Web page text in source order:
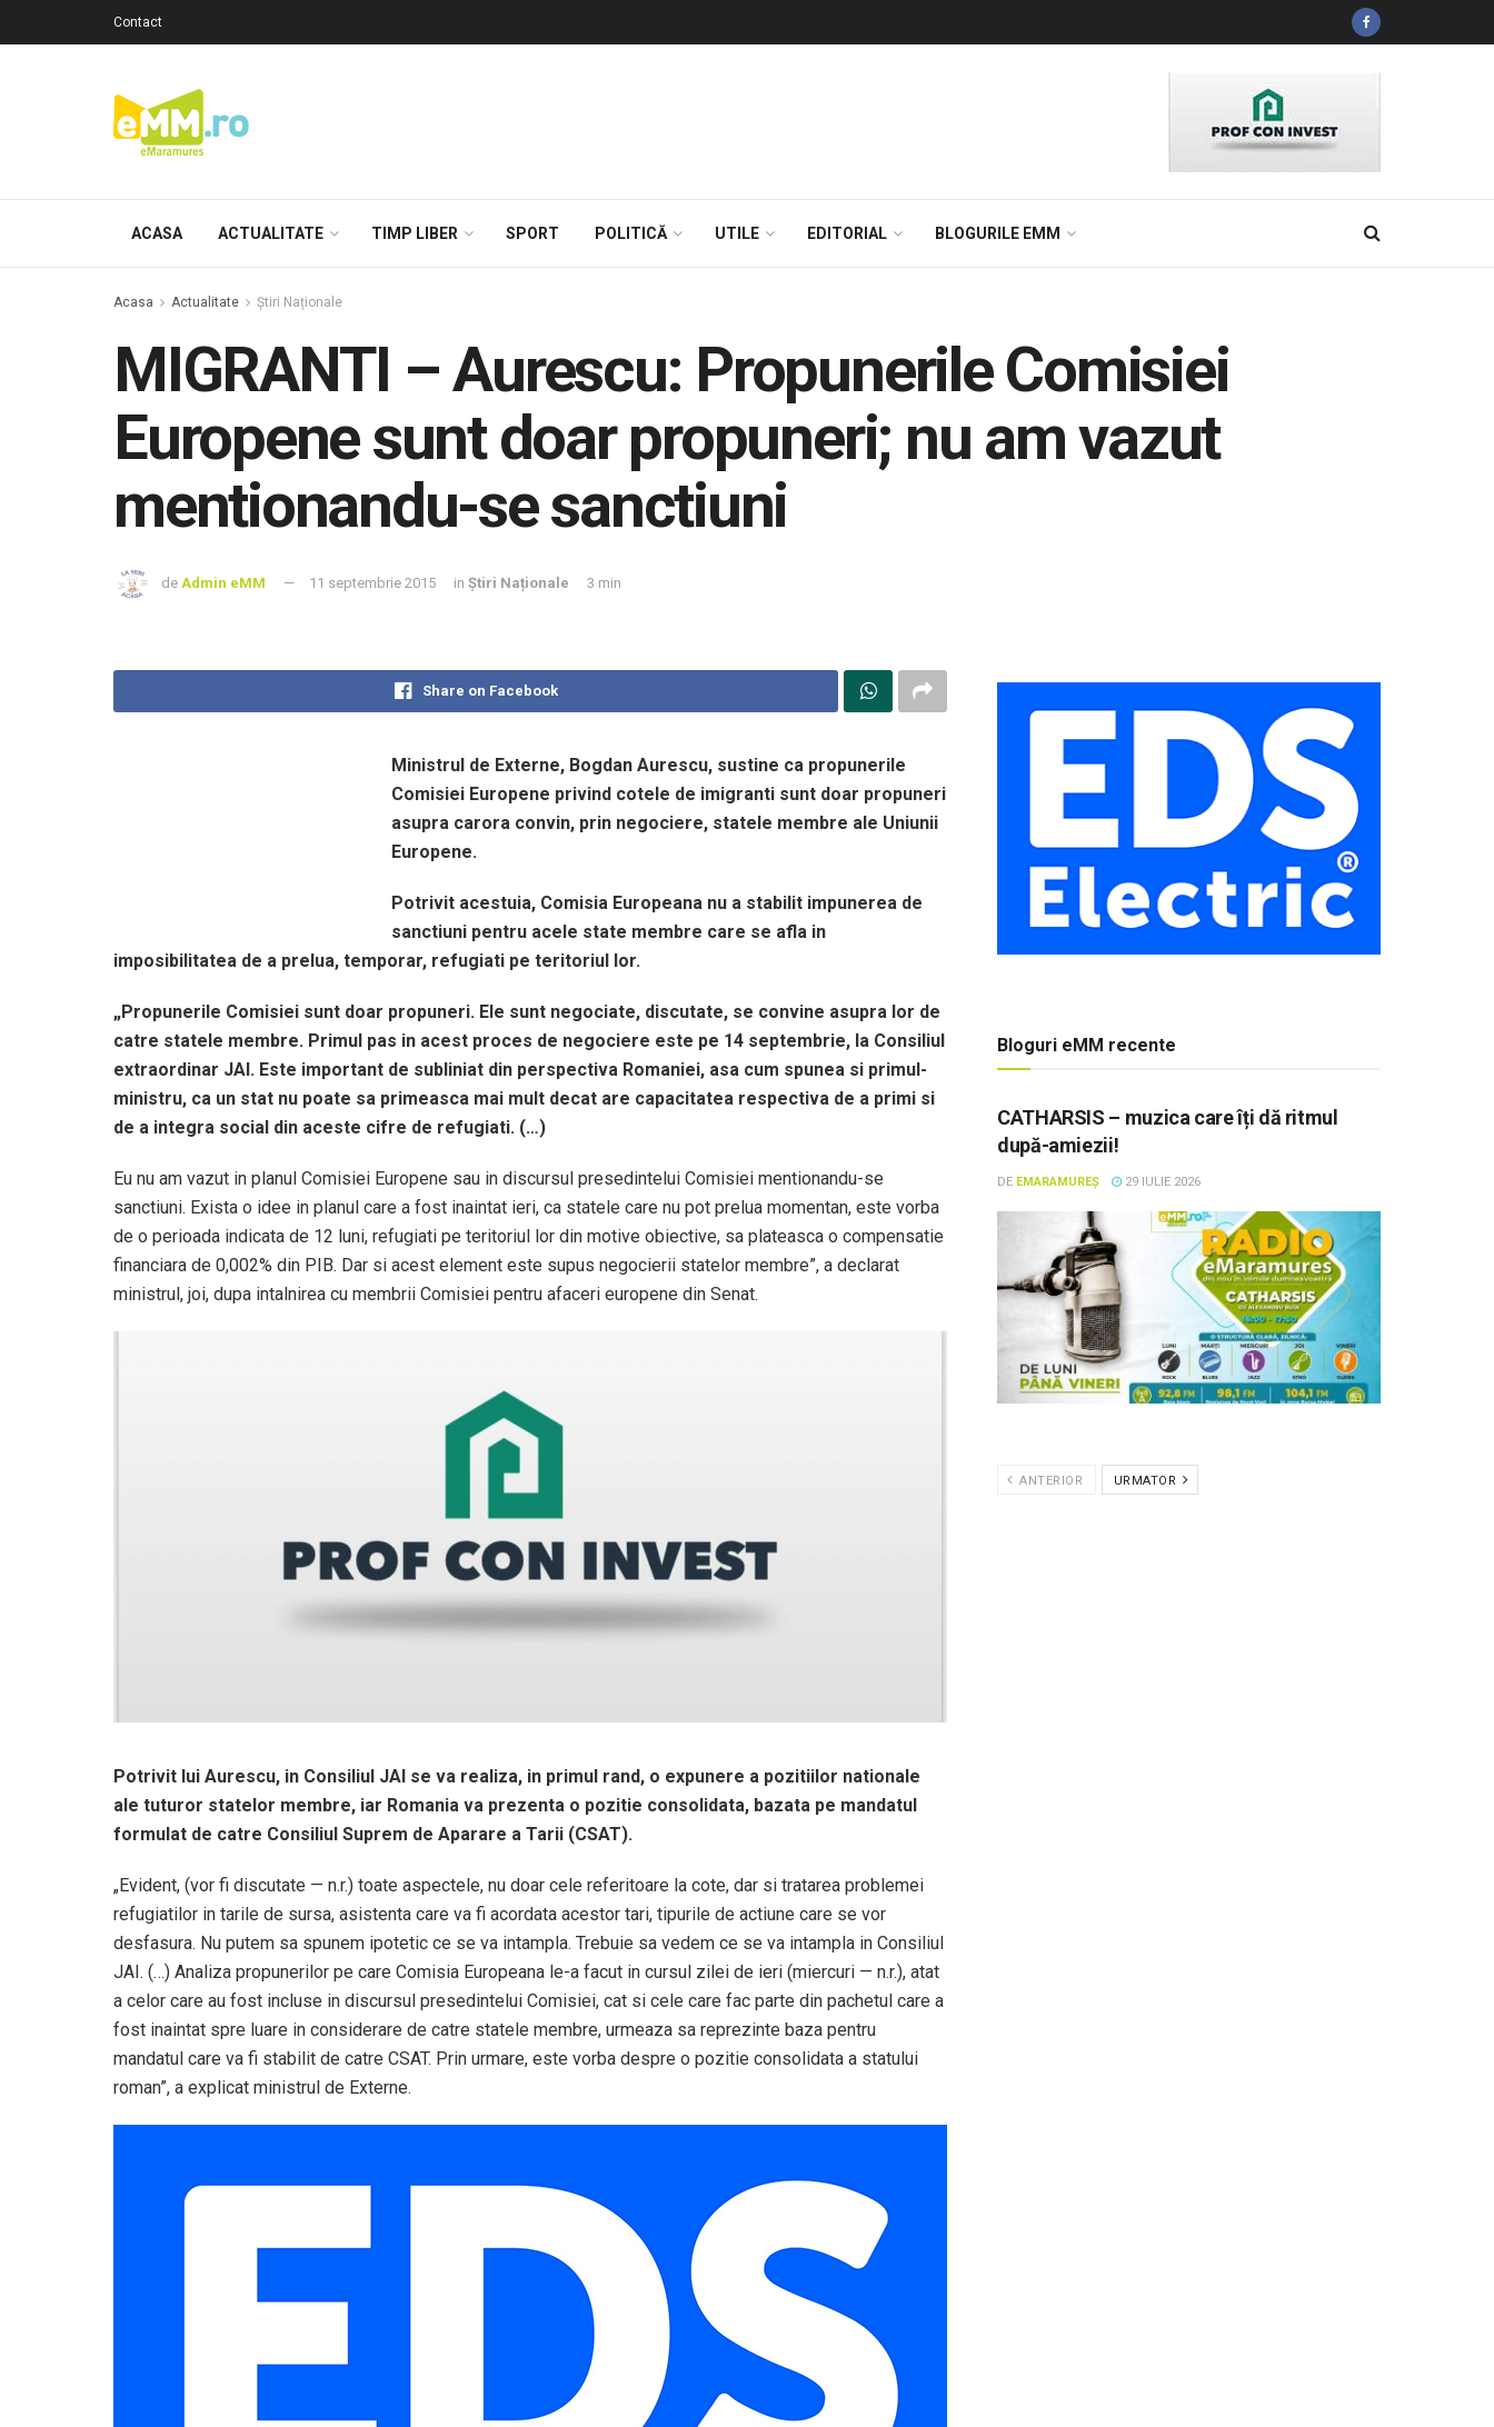
Contact
ACASA ACTUALITATE TIMP LIBER SPORT POLITICĂ UTILE EDITORIAL BLOGURILE EMM
Acasa Actualitate Știri Naționale
MIGRANTI – Aurescu: Propunerile Comisiei
Europene sunt doar propuneri; nu am vazut
mentionandu-se sanctiuni
de Admin eMM 11 septembrie 2015 in Știri Naționale 3 min
Share on Facebook
Ministrul de Externe, Bogdan Aurescu, sustine ca propunerile
Comisiei Europene privind cotele de imigranti sunt doar propuneri
asupra carora convin, prin negociere, statele membre ale Uniunii
Europene.
Potrivit acestuia, Comisia Europeana nu a stabilit impunerea de
sanctiuni pentru acele state membre care se afla in
imposibilitatea de a prelua, temporar, refugiati pe teritoriul lor.
„Propunerile Comisiei sunt doar propuneri. Ele sunt negociate, discutate, se convine asupra lor de
catre statele membre. Primul pas in acest proces de negociere este pe 14 septembrie, la Consiliul
extraordinar JAI. Este important de subliniat din perspectiva Romaniei, asa cum spunea si primul-
ministru, ca un stat nu poate sa primeasca mai mult decat are capacitatea respectiva de a primi si
de a integra social din aceste cifre de refugiati. (…)
Eu nu am vazut in planul Comisiei Europene sau in discursul presedintelui Comisiei mentionandu-se
sanctiuni. Exista o idee in planul care a fost inaintat ieri, ca statele care nu pot prelua momentan, este vorba
de o perioada indicata de 12 luni, refugiati pe teritoriul lor din motive obiective, sa plateasca o compensatie
financiara de 0,002% din PIB. Dar si acest element este supus negocierii statelor membre”, a declarat
ministrul, joi, dupa intalnirea cu membrii Comisiei pentru afaceri europene din Senat.
Potrivit lui Aurescu, in Consiliul JAI se va realiza, in primul rand, o expunere a pozitiilor nationale
ale tuturor statelor membre, iar Romania va prezenta o pozitie consolidata, bazata pe mandatul
formulat de catre Consiliul Suprem de Aparare a Tarii (CSAT).
„Evident, (vor fi discutate — n.r.) toate aspectele, nu doar cele referitoare la cote, dar si tratarea problemei
refugiatilor in tarile de sursa, asistenta care va fi acordata acestor tari, tipurile de actiune care se vor
desfasura. Nu putem sa spunem ipotetic ce se va intampla. Trebuie sa vedem ce se va intampla in Consiliul
JAI. (…) Analiza propunerilor pe care Comisia Europeana le-a facut in cursul zilei de ieri (miercuri — n.r.), atat
a celor care au fost incluse in discursul presedintelui Comisiei, cat si cele care fac parte din pachetul care a
fost inaintat spre luare in considerare de catre statele membre, urmeaza sa reprezinte baza pentru
mandatul care va fi stabilit de catre CSAT. Prin urmare, este vorba despre o pozitie consolidata a statului
roman”, a explicat ministrul de Externe.
Bloguri eMM recente
CATHARSIS – muzica care îți dă ritmul
după-amiezii!
DE EMARAMUREȘ 29 IULIE 2026
ANTERIOR URMATOR